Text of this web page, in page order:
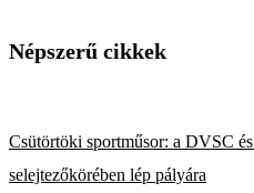
Népszerű cikkek
Csütörtöki sportműsor: a DVSC
selejtezőkörében lép pályára